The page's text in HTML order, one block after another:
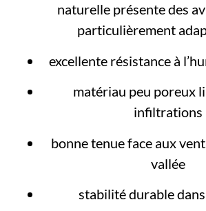
naturelle présente des
particulièrement
excellente résistance à
matériau peu poreux
infiltrations
bonne tenue face aux
vallée
stabilité durable